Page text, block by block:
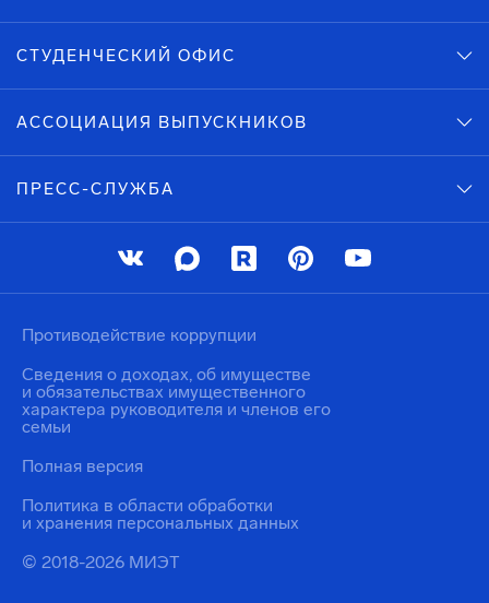
СТУДЕНЧЕСКИЙ ОФИС
АССОЦИАЦИЯ ВЫПУСКНИКОВ
ПРЕСС-СЛУЖБА
© 2018-2026 МИЭТ
Политика в области обработки
и хранения персональных данных
Противодействие коррупции
Сведения о доходах, об имуществе
и обязательствах имущественного
характера руководителя и членов его
семьи
Полная версия